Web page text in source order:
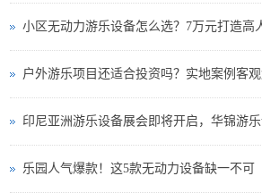
小区无动力游乐设备怎么选？7万元打造高
户外游乐项目还适合投资吗？实地案例客
乐园人气爆款！这5款无动力设备缺一不可